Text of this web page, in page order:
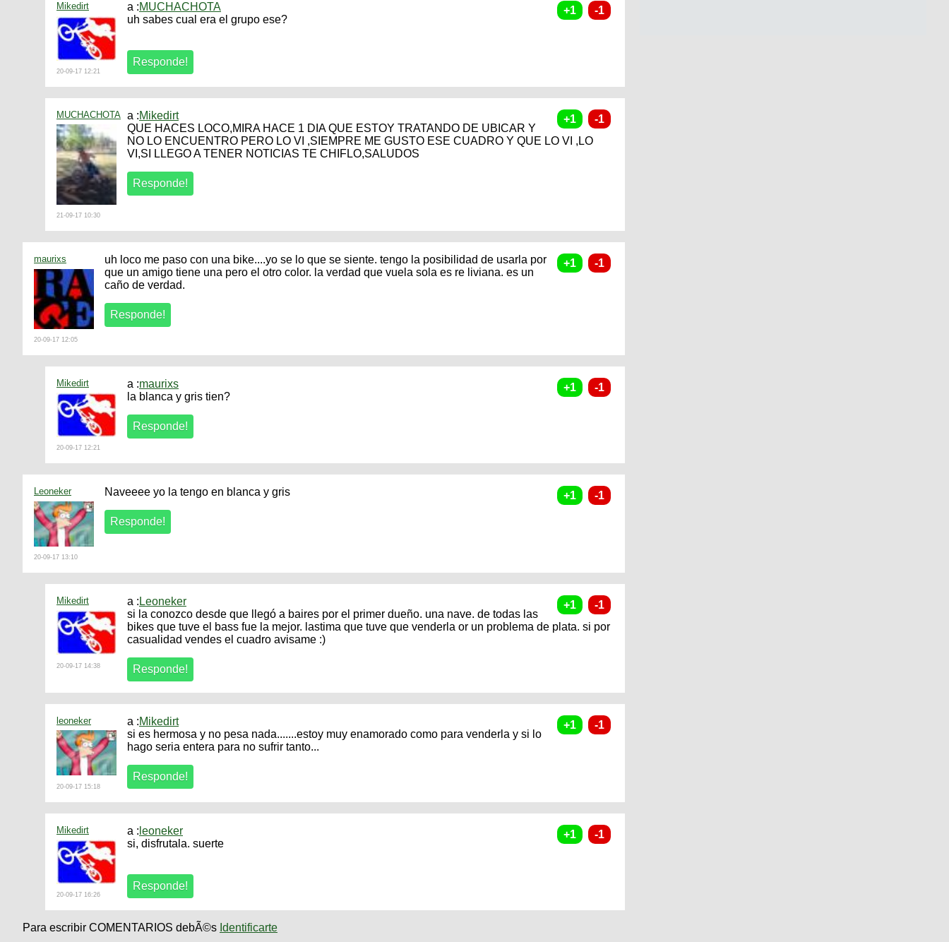
Mikedirt
20-09-17 12:21
a :MUCHACHOTA
uh sabes cual era el grupo ese?
MUCHACHOTA
21-09-17 10:30
a :Mikedirt
QUE HACES LOCO,MIRA HACE 1 DIA QUE ESTOY TRATANDO DE UBICAR Y
NO LO ENCUENTRO PERO LO VI ,SIEMPRE ME GUSTO ESE CUADRO Y QUE LO VI ,LO
VI,SI LLEGO A TENER NOTICIAS TE CHIFLO,SALUDOS
maurixs
20-09-17 12:05
uh loco me paso con una bike....yo se lo que se siente. tengo la posibilidad de usarla por
que un amigo tiene una pero el otro color. la verdad que vuela sola es re liviana. es un
caño de verdad.
Mikedirt
20-09-17 12:21
a :maurixs
la blanca y gris tien?
Leoneker
20-09-17 13:10
Naveeee yo la tengo en blanca y gris
Mikedirt
20-09-17 14:38
a : Leoneker
si la conozco desde que llegó a baires por el primer dueño. una nave. de todas las
bikes que tuve el bass fue la mejor. lastima que tuve que venderla or un problema de plata. si por
casualidad vendes el cuadro avisame :)
leoneker
20-09-17 15:18
a :Mikedirt
si es hermosa y no pesa nada.......estoy muy enamorado como para venderla y si lo
hago seria entera para no sufrir tanto...
Mikedirt
20-09-17 16:26
a : leoneker
si, disfrutala. suerte
Para escribir COMENTARIOS debÃ©s Identificarte